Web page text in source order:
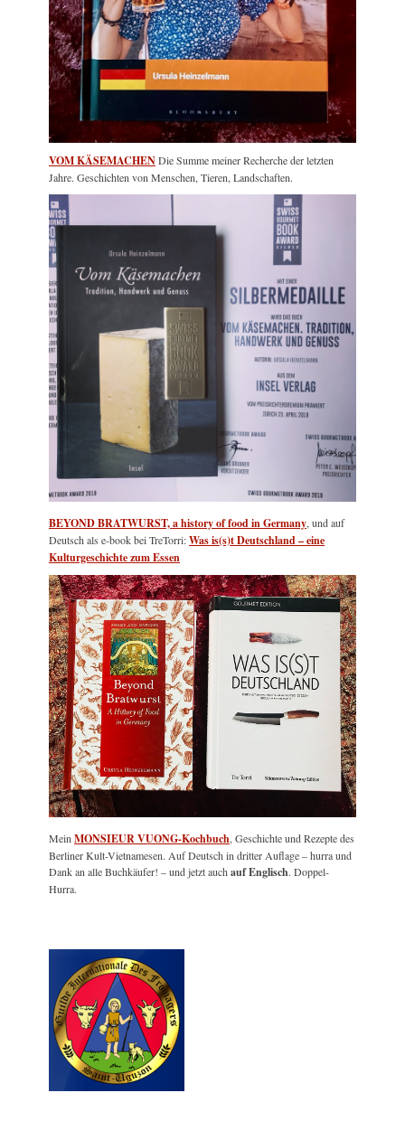
VOM KÄSEMACHENDie Summe meiner Recherche der letzten
Jahre. Geschichten von Menschen, Tieren, Landschaften.
BEYOND BRATWURST, a history of food in Germany, und auf
Deutsch als e-book bei TreTorri:Was is(s)t Deutschland – eine
Kulturgeschichte zum Essen
Mein MONSIEUR VUONG-Kochbuch , Geschichte und Rezepte des
Berliner Kult-Vietnamesen. Auf Deutsch in dritter Auflage – hurra und
Dank an alle Buchkäufer! – und jetzt auch auf Englisch. Doppel-
Hurra.